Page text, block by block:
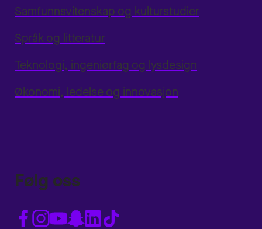
Samfunnsvitenskap og kulturstudier
Språk og litteratur
Teknologi, ingeniørfag og lysdesign
Økonomi, ledelse og innovasjon
Følg oss